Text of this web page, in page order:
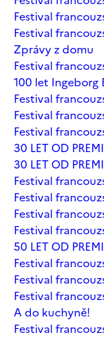
Festival
Festival
Zprávy z domu
Festival
100 let Ingeborg
Festival
Festival
Festival
30 LET OD
30 LET OD
Festival
Festival
Festival
Festival
50 LET OD
Festival
Festival
Festival
A do kuchyně!
Festival